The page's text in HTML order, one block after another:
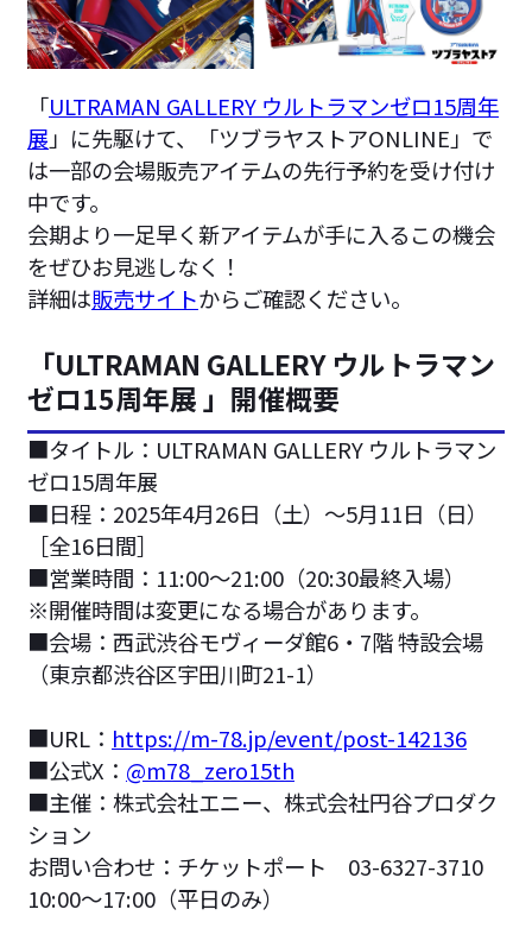
「ULTRAMAN GALLERY ウルトラマンゼロ15周年
展 」に先駆けて、「ツブラヤストアONLINE」で
は一部の会場販売アイテムの先行予約を受け付け
中です。
会期より一足早く新アイテムが手に入るこの機会
をぜひお見逃しなく！
詳細は販売サイトからご確認ください。
「ULTRAMAN GALLERY ウルトラマン
ゼロ15周年展 」開催概要
■タイトル：ULTRAMAN GALLERY ウルトラマン
ゼロ15周年展
■日程：2025年4月26日（土）～5月11日（日）
［全16日間］
■営業時間：11:00〜21:00（20:30最終入場）
※開催時間は変更になる場合があります。
■会場：西武渋谷モヴィーダ館6・7階 特設会場
（東京都渋谷区宇田川町21-1）
■URL： https://m-78.jp/event/post-142136
■公式X： @m78_zero15th
■主催：株式会社エニー、株式会社円谷プロダク
ション
お問い合わせ：チケットポート 03-6327-3710
10:00～17:00（平日のみ）